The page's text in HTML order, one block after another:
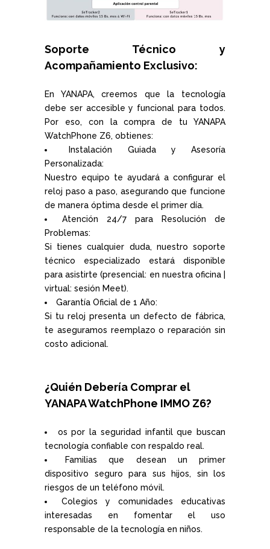
Soporte Técnico y
Acompañamiento Exclusivo:
En YANAPA, creemos que la tecnología
debe ser accesible y funcional para todos.
Por eso, con la compra de tu YANAPA
WatchPhone Z6, obtienes:
Instalación Guiada y Asesoría
Personalizada:
Nuestro equipo te ayudará a configurar el
reloj paso a paso, asegurando que funcione
de manera óptima desde el primer día.
Atención 24/7 para Resolución de
Problemas:
Si tienes cualquier duda, nuestro soporte
técnico especializado estará disponible
para asistirte (presencial: en nuestra oficina |
virtual: sesión Meet).
Garantía Oficial de 1 Año:
Si tu reloj presenta un defecto de fábrica,
te aseguramos reemplazo o reparación sin
costo adicional.
¿Quién Debería Comprar el
YANAPA WatchPhone IMMO Z6?
os por la seguridad infantil que buscan
tecnología confiable con respaldo real.
Familias que desean un primer
dispositivo seguro para sus hijos, sin los
riesgos de un teléfono móvil.
Colegios y comunidades educativas
interesadas en fomentar el uso
responsable de la tecnología en niños.